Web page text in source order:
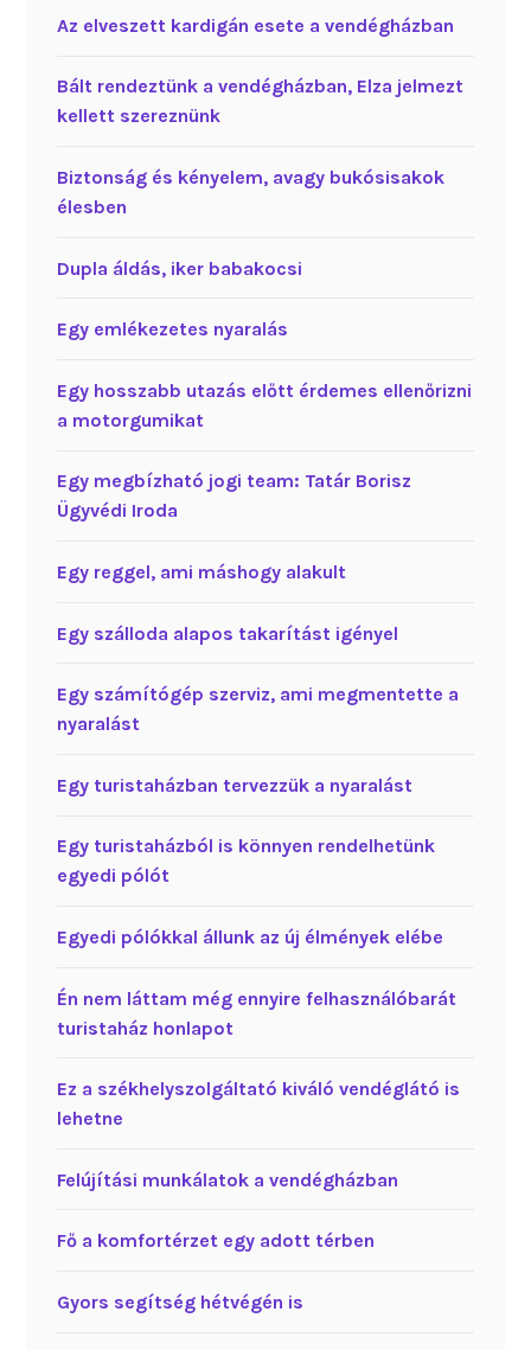
Az elveszett kardigán esete a vendégházban
Bált rendeztünk a vendégházban, Elza jelmezt
kellett szereznünk
Biztonság és kényelem, avagy bukósisakok
élesben
Dupla áldás, iker babakocsi
Egy emlékezetes nyaralás
Egy hosszabb utazás előtt érdemes ellenőrizni
a motorgumikat
Egy megbízható jogi team: Tatár Borisz
Ügyvédi Iroda
Egy reggel, ami máshogy alakult
Egy szálloda alapos takarítást igényel
Egy számítógép szerviz, ami megmentette a
nyaralást
Egy turistaházban tervezzük a nyaralást
Egy turistaházból is könnyen rendelhetünk
egyedi pólót
Egyedi pólókkal állunk az új élmények elébe
Én nem láttam még ennyire felhasználóbarát
turistaház honlapot
Ez a székhelyszolgáltató kiváló vendéglátó is
lehetne
Felújítási munkálatok a vendégházban
Fő a komfortérzet egy adott térben
Gyors segítség hétvégén is